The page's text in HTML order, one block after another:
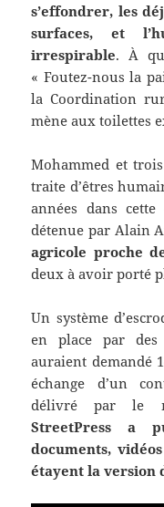
s’effondrer, les
surfaces, et
irrespirable. À
« Foutez-nous la
la Coordination
mène aux toilettes
Mohammed et
traite d’êtres
années dans
détenue par Alain
agricole proche
deux à avoir porté
Un système
en place par des
auraient demandé
échange d’un
délivré par le
StreetPress a
documents,
étayent la version